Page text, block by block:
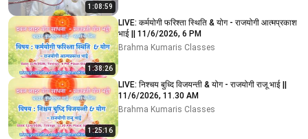
1:08:59
1:38:26
LIVE: कर्मयोगी फरिश्ता स्थिति & योग - राजयोगी आत्मप्रकाश
भाई || 11/6/2026, 6 PM
Brahma Kumaris Classes
1:25:16
LIVE: निश्चय बुध्दि विजयन्ती & योग - राजयोगी राजू भाई ||
11/6/2026, 11.30 AM
Brahma Kumaris Classes